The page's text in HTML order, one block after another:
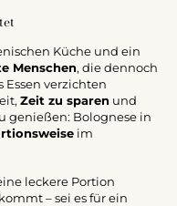
Küche und ein
Menschen, die dennoch
Essen verzichten
Zeit zu sparen und
genießen: Bolognese in
im
leckere Portion
– sei es für ein